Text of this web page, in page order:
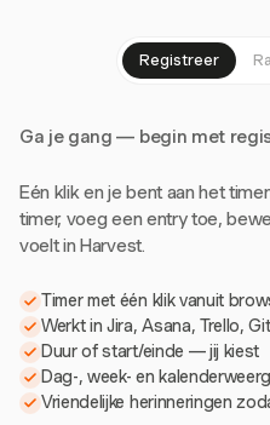
Registreer
Ga je gang — begin met
Eén klik en je bent aan het
timer, voeg een entry toe,
voelt in Harvest.
Timer met één klik vanuit
Werkt in Jira, Asana, Trello,
Duur of start/einde — jij kiest
Dag-, week- en
Vriendelijke herinneringen